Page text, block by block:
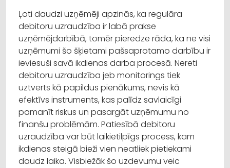
Ļoti daudzi uzņēmēji apzinās, ka regulāra
debitoru uzraudzība ir labā prakse
uzņēmējdarbībā, tomēr pieredze rāda, ka ne visi
uzņēmumi šo šķietami pašsaprotamo darbību ir
ieviesuši savā ikdienas darba procesā. Nereti
debitoru uzraudzība jeb monitorings tiek
uztverts kā papildus pienākums, nevis kā
efektīvs instruments, kas palīdz savlaicīgi
pamanīt riskus un pasargāt uzņēmumu no
finanšu problēmām. Patiesībā debitoru
uzraudzība var būt laikietilpīgs process, kam
ikdienas steigā bieži vien neatliek pietiekami
daudz laika. Visbiežāk šo uzdevumu veic